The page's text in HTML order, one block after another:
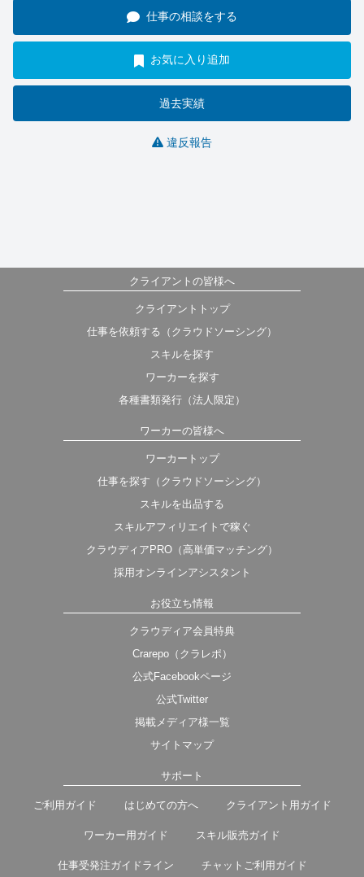
仕事の相談をする
お気に入り追加
過去実績
違反報告
クライアントの皆様へ
クライアントトップ
仕事を依頼する（クラウドソーシング）
スキルを探す
ワーカーを探す
各種書類発行（法人限定）
ワーカーの皆様へ
ワーカートップ
仕事を探す（クラウドソーシング）
スキルを出品する
スキルアフィリエイトで稼ぐ
クラウディアPRO（高単価マッチング）
採用オンラインアシスタント
お役立ち情報
クラウディア会員特典
Crarepo（クラレポ）
公式Facebookページ
公式Twitter
掲載メディア様一覧
サイトマップ
サポート
ご利用ガイド はじめての方へ クライアント用ガイド
ワーカー用ガイド スキル販売ガイド
仕事受発注ガイドライン チャットご利用ガイド